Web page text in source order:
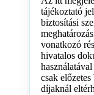
tájékoztató
biztosítási
vonatkozó
hivatalos
csak
díjaknál